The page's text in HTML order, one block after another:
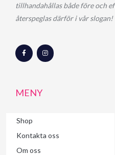
tillhandahållas både före och
återspeglas därför i vår slogan!
F
a
c
k
-
I
n
s
MENY
Shop
Kontakta oss
Om oss